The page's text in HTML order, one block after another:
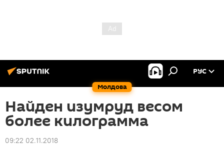
Молдова
РУС
Найден изумруд весом
более килограмма
09:22 02.11.2018